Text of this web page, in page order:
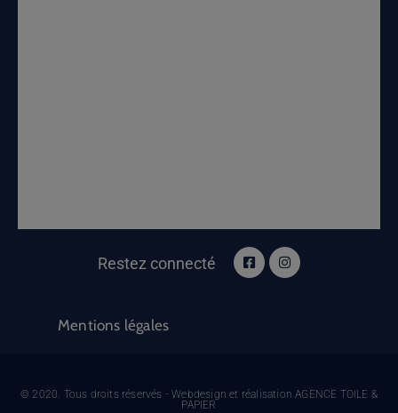
Restez connecté
Mentions légales
© 2020. Tous droits réservés - Webdesign et réalisation AGENCE TOILE &
PAPIER